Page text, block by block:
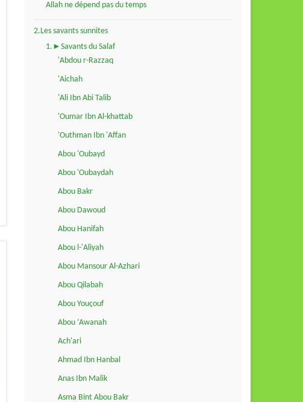
Allah ne dépend pas du temps
2.Les savants sunnites
1.►Savants du Salaf
'Abdou r-Razzaq
'Aichah
'Ali Ibn Abi Talib
'Oumar Ibn Al-khattab
'Outhman Ibn 'Affan
Abou 'Oubayd
Abou 'Oubaydah
Abou Bakr
Abou Dawoud
Abou Hanifah
Abou l-'Aliyah
Abou Mansour Al-Azhari
Abou Qilabah
Abou Youçouf
Abou ‘Awanah
Ach'ari
Ahmad Ibn Hanbal
Anas Ibn Malik
Asma Bint Abou Bakr